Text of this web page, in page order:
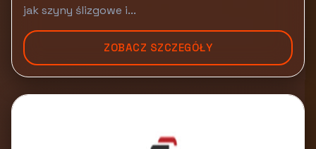
jak szyny ślizgowe i...
ZOBACZ SZCZEGÓŁY